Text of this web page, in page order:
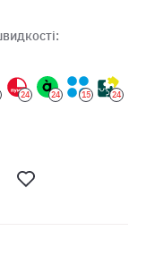
24 24 15 24